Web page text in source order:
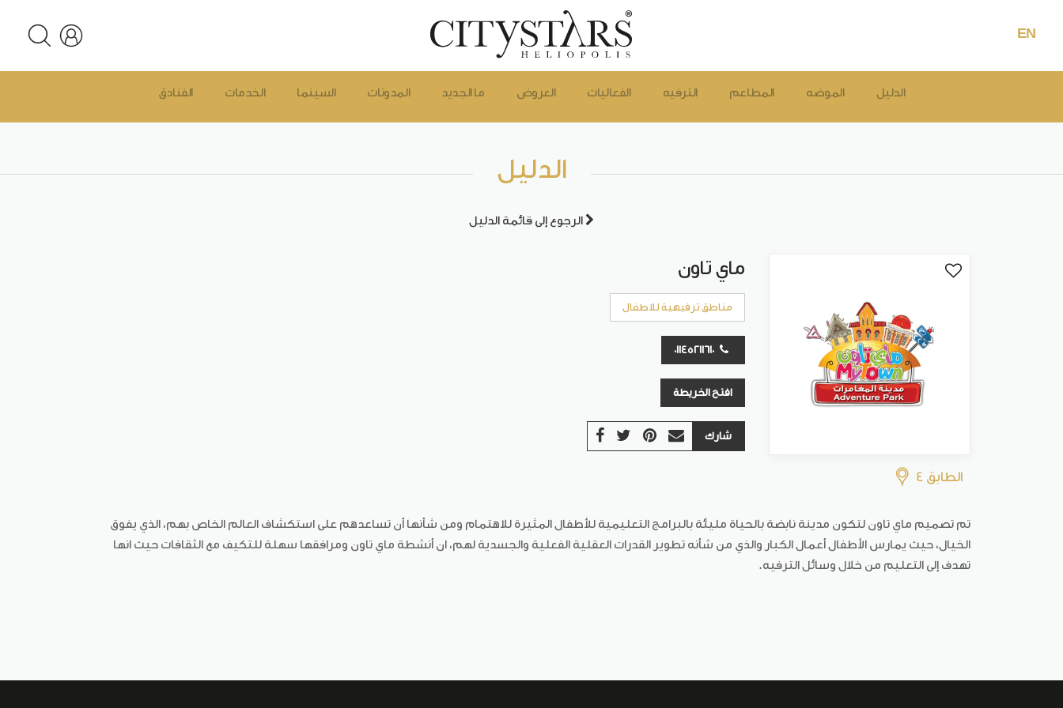
EN
الفنادق الخدمات السينما المدونات ما الجديد العروض الفعاليات الترفيه المطاعم الموضه الدليل
الدليل
الرجوع إلى قائمة الدليل
الطابق 4
ماي تاون
مناطق ترفيهية للاطفال
افتح الخريطة
شارك
تم تصميم ماي تاون لتكون مدينة نابضة بالحياة مليئة بالبرامج التعليمية للأطفال المثيرة للاهتمام ومن شأنها أن تساعدهم على استكشاف العالم الخاص بهم، الذي يفوق
الخيال، حيث يمارس الأطفال أعمال الكبار والذي من شأنه تطوير القدرات العقلية الفعلية والجسدية لهم، ان أنشطة ماي تاون ومرافقها سهلة للتكيف مع الثقافات حيث انها
تهدف إلى التعليم من خلال وسائل الترفيه.